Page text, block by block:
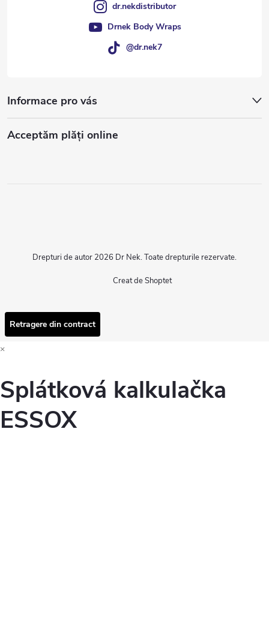
dr.nekdistributor
Drnek Body Wraps
@dr.nek7
Informace pro vás
Acceptăm plăţi online
Creat de Shoptet
Drepturi de autor 2026 Dr Nek. Toate drepturile rezervate.
Retragere din contract
×
Splátková kalkulačka
ESSOX